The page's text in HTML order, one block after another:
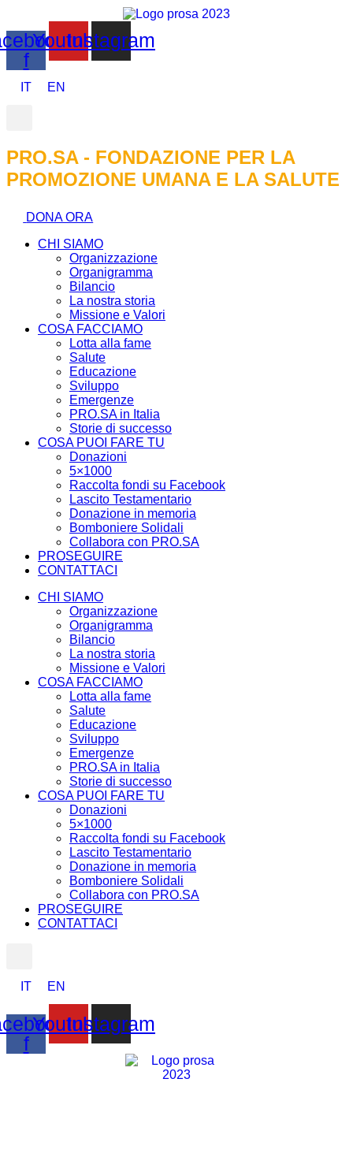
f
YoutubeInstagram
IT EN
PRO.SA - FONDAZIONE PER LA
PROMOZIONE UMANA E LA SALUTE
DONA ORA
CHI SIAMO
Organizzazione
Organigramma
Bilancio
La nostra storia
Missione e Valori
COSA FACCIAMO
Lotta alla fame
Salute
Educazione
Sviluppo
Emergenze
PRO.SA in Italia
Storie di successo
COSA PUOI FARE TU
Donazioni
5×1000
Raccolta fondi su Facebook
Lascito Testamentario
Donazione in memoria
Bomboniere Solidali
Collabora con PRO.SA
PROSEGUIRE
CONTATTACI
CHI SIAMO
Organizzazione
Organigramma
Bilancio
La nostra storia
Missione e Valori
COSA FACCIAMO
Lotta alla fame
Salute
Educazione
Sviluppo
Emergenze
PRO.SA in Italia
Storie di successo
COSA PUOI FARE TU
Donazioni
5×1000
Raccolta fondi su Facebook
Lascito Testamentario
Donazione in memoria
Bomboniere Solidali
Collabora con PRO.SA
PROSEGUIRE
CONTATTACI
IT EN
f
YoutubeInstagram